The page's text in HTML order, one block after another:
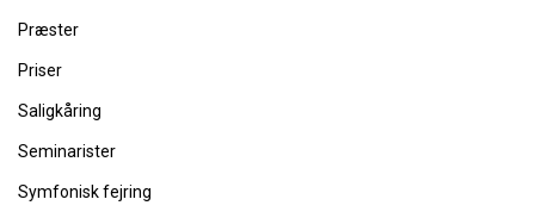
Præster
Priser
Saligkåring
Seminarister
Symfonisk fejring